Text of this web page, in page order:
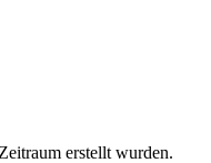
erstellt wurden.